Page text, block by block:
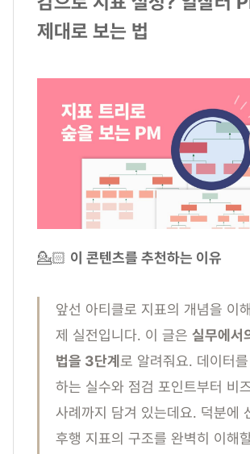
제대로 보는 법
💁🏻 이 콘텐츠를 추천하는 이유
앞선 아티클로 지표의 개념을 이
제 실전입니다. 이 글은 실무에서
법을 3단계로 알려줘요. 데이터
하는 실수와 점검 포인트부터 비
사례까지 담겨 있는데요. 덕분에
후행 지표의 구조를 완벽히 이해